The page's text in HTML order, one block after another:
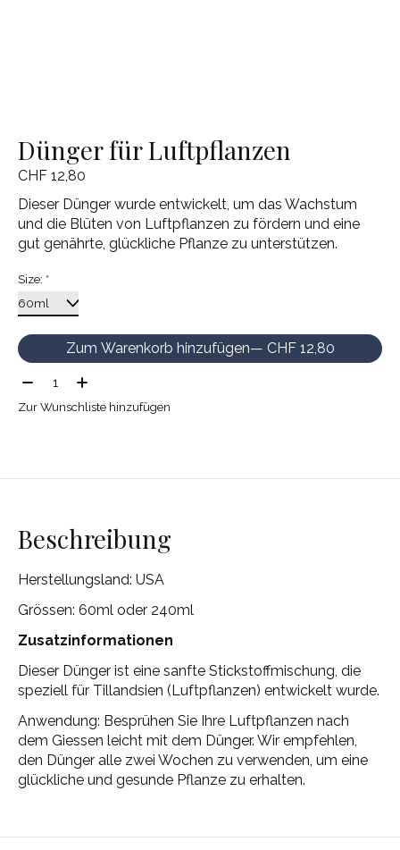
Dünger für Luftpflanzen
CHF 12,80
Dieser Dünger wurde entwickelt, um das Wachstum
und die Blüten von Luftpflanzen zu fördern und eine
gut genährte, glückliche Pflanze zu unterstützen.
Size: *
Zum Warenkorb hinzufügen
— CHF 12,80
Menge:
Zur Wunschliste hinzufügen
Beschreibung
Herstellungsland: USA
Grössen: 60ml oder 240ml
Zusatzinformationen
Dieser Dünger ist eine sanfte Stickstoffmischung, die
speziell für Tillandsien (Luftpflanzen) entwickelt wurde.
Anwendung: Besprühen Sie Ihre Luftpflanzen nach
dem Giessen leicht mit dem Dünger. Wir empfehlen,
den Dünger alle zwei Wochen zu verwenden, um eine
glückliche und gesunde Pflanze zu erhalten.